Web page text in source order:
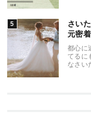
さい
元密
都心に
てるに
なさい